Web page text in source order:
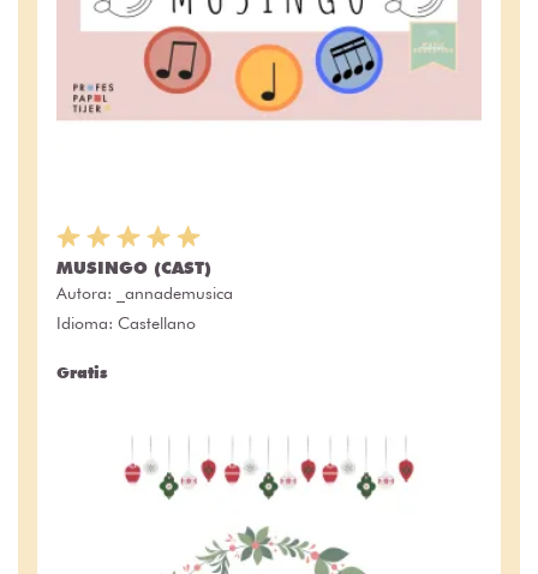
MUSINGO (CAST)
Autora:
_annademusica
Idioma: Castellano
Gratis